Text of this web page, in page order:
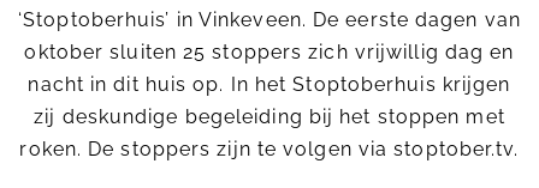
‘Stoptoberhuis’ in Vinkeveen. De eerste dagen van
oktober sluiten 25 stoppers zich vrijwillig dag en
nacht in dit huis op. In het Stoptoberhuis krijgen
zij deskundige begeleiding bij het stoppen met
roken. De stoppers zijn te volgen via stoptober.tv.